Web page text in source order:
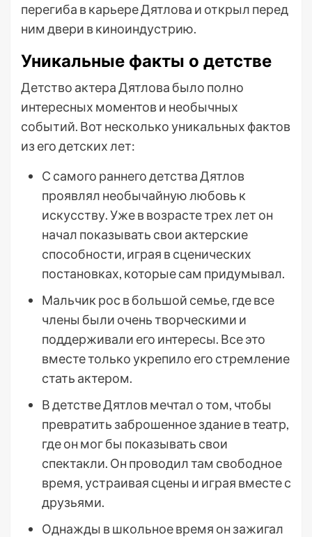
перегиба в карьере Дятлова и открыл перед
ним двери в киноиндустрию.
Уникальные факты о детстве
Детство актера Дятлова было полно
интересных моментов и необычных
событий. Вот несколько уникальных фактов
из его детских лет:
С самого раннего детства Дятлов
проявлял необычайную любовь к
искусству. Уже в возрасте трех лет он
начал показывать свои актерские
способности, играя в сценических
постановках, которые сам придумывал.
Мальчик рос в большой семье, где все
члены были очень творческими и
поддерживали его интересы. Все это
вместе только укрепило его стремление
стать актером.
В детстве Дятлов мечтал о том, чтобы
превратить заброшенное здание в театр,
где он мог бы показывать свои
спектакли. Он проводил там свободное
время, устраивая сцены и играя вместе с
друзьями.
Однажды в школьное время он зажигал